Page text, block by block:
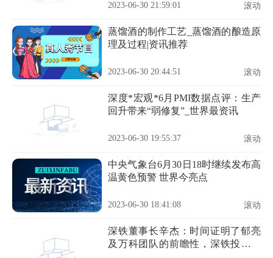
2023-06-30 21:59:01 滚动
蒸馏酒的制作工艺_蒸馏酒的酿造原
理及过程|资讯推荐
2023-06-30 20:44:51 滚动
深度*宏观*6月PMI数据点评：生产
回升带来“弱修复”_世界最资讯
2023-06-30 19:55:37 滚动
中央气象台6月30日18时继续发布高
温黄色预警 世界今亮点
2023-06-30 18:41:08 滚动
深铁董事长辛杰：时间证明了郁亮
及万科团队的前瞻性，深铁投资万